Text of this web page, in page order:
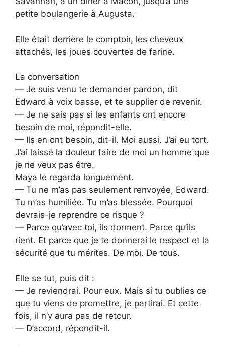
petite boulangerie à Augusta.
Elle était derrière le comptoir, les cheveux
attachés, les joues couvertes de farine.
La conversation
— Je suis venu te demander pardon, dit
Edward à voix basse, et te supplier de revenir.
— Je ne sais pas si les enfants ont encore
besoin de moi, répondit-elle.
— Ils en ont besoin, dit-il. Moi aussi. J’ai eu tort.
J’ai laissé la douleur faire de moi un homme que
je ne veux pas être.
Maya le regarda longuement.
— Tu ne m’as pas seulement renvoyée, Edward.
Tu m’as humiliée. Tu m’as blessée. Pourquoi
devrais-je reprendre ce risque ?
— Parce qu’avec toi, ils dorment. Parce qu’ils
rient. Et parce que je te donnerai le respect et la
sécurité que tu mérites. De moi. De tous.
Elle se tut, puis dit :
— Je reviendrai. Pour eux. Mais si tu oublies ce
que tu viens de promettre, je partirai. Et cette
fois, il n’y aura pas de retour.
— D’accord, répondit-il.